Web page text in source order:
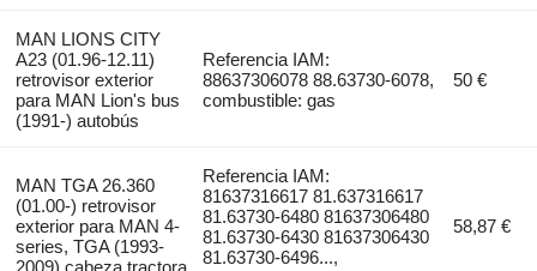
MAN LIONS CITY
A23 (01.96-12.11)
retrovisor exterior
para MAN Lion's bus
(1991-) autobús
Referencia IAM:
88637306078 88.63730-6078,
combustible: gas
50 €
MAN TGA 26.360
(01.00-) retrovisor
exterior para MAN 4-
series, TGA (1993-
2009) cabeza tractora
Referencia IAM:
81637316617 81.637316617
81.63730-6480 81637306480
81.63730-6430 81637306430
81.63730-6496...,
58,87 €